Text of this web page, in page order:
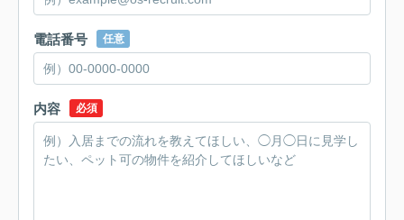
電話番号 任意
内容 必須